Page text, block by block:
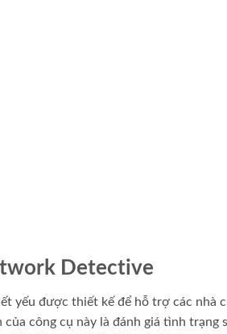
Detective
yếu được thiết kế để hỗ trợ các nhà
công cụ này là đánh giá tình trạng